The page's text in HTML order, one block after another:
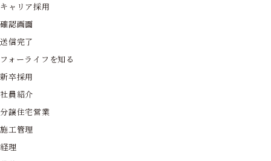
キャリア採用
確認画面
送信完了
フォーライフを知る
新卒採用
社員紹介
分譲住宅営業
施工管理
経理